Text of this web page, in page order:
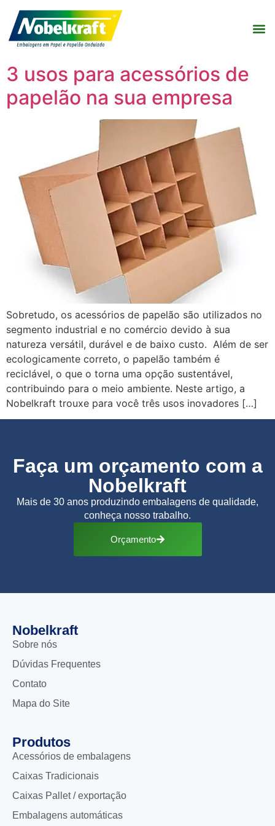
3 usos para acessórios de
papelão na sua empresa
Sobretudo, os acessórios de papelão são utilizados no
segmento industrial e no comércio devido à sua
natureza versátil, durável e de baixo custo. Além de ser
ecologicamente correto, o papelão também é
reciclável, o que o torna uma opção sustentável,
contribuindo para o meio ambiente. Neste artigo, a
Nobelkraft trouxe para você três usos inovadores […]
Faça um orçamento com a
Nobelkraft
Mais de 30 anos produzindo embalagens de qualidade,
conheça nosso trabalho.
Orçamento
Nobelkraft
Sobre nós
Dúvidas Frequentes
Contato
Mapa do Site
Produtos
Acessórios de embalagens
Caixas Tradicionais
Caixas Pallet / exportação
Embalagens automáticas